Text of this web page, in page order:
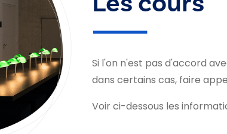
Si l'on n'est pas d'accord
dans certains cas, faire
Voir ci-dessous les